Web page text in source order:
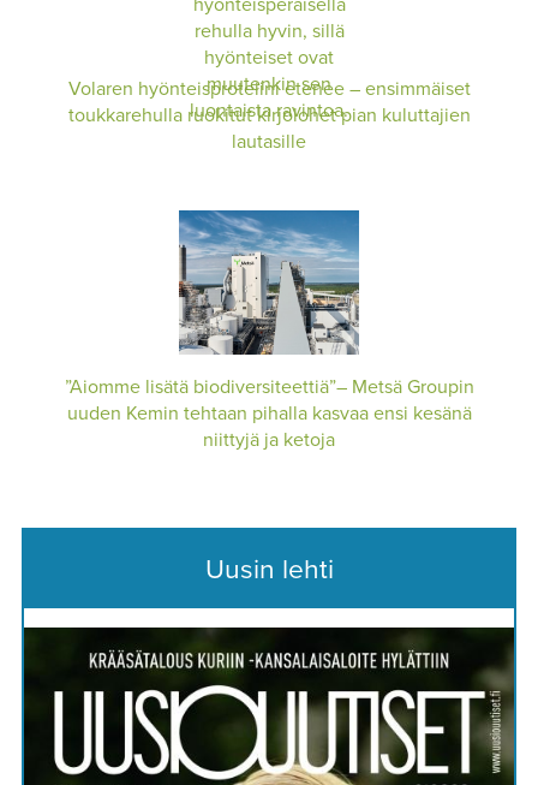
Volaren hyönteisproteiini etenee – ensimmäiset
toukkarehulla ruokitut kirjolohet pian kuluttajien
lautasille
”Aiomme lisätä biodiversiteettiä”– Metsä Groupin
uuden Kemin tehtaan pihalla kasvaa ensi kesänä
niittyjä ja ketoja
Uusin lehti